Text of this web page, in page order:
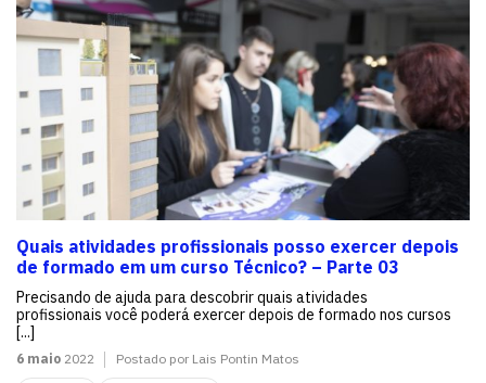
Quais atividades profissionais posso exercer depois
de formado em um curso Técnico? – Parte 03
Precisando de ajuda para descobrir quais atividades
profissionais você poderá exercer depois de formado nos cursos
[...]
6 maio 2022 Postado por Lais Pontin Matos